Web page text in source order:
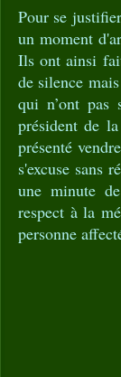
Pour se
un moment
Ils ont ainsi
de silence
qui n’ont pas
président de
présenté
s'excuse sans
une minute
respect à la
personne